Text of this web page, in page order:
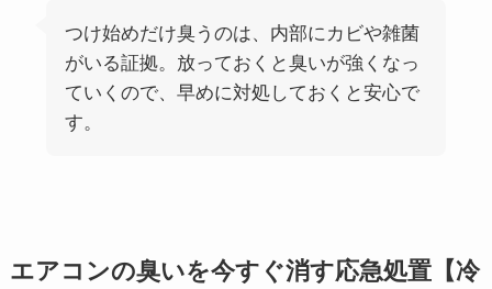
つけ始めだけ臭うのは、内部にカビや雑菌
がいる証拠。放っておくと臭いが強くなっ
ていくので、早めに対処しておくと安心で
す。
エアコンの臭いを今すぐ消す応急処置【冷